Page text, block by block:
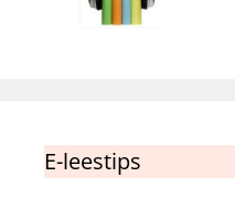
E-leestips